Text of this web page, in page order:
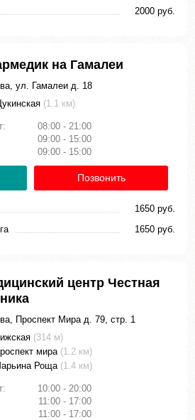
2000 руб.
на Гамалеи
ул. Гамалеи д. 18
(1.1 км)
08:00 - 21:00
09:00 - 15:00
09:00 - 15:00
Позвонить
1650 руб.
1650 руб.
центр Честная
Проспект Мира д. 79, стр. 1
(314 м)
мира (1.2 км)
Роща (1.4 км)
10:00 - 20:00
11:00 - 17:00
11:00 - 17:00